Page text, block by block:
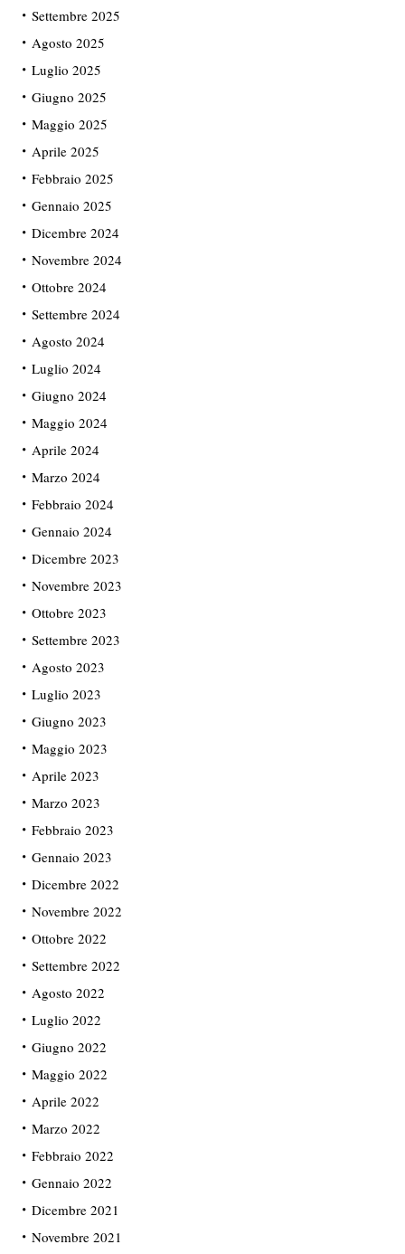
Settembre 2025
Agosto 2025
Luglio 2025
Giugno 2025
Maggio 2025
Aprile 2025
Febbraio 2025
Gennaio 2025
Dicembre 2024
Novembre 2024
Ottobre 2024
Settembre 2024
Agosto 2024
Luglio 2024
Giugno 2024
Maggio 2024
Aprile 2024
Marzo 2024
Febbraio 2024
Gennaio 2024
Dicembre 2023
Novembre 2023
Ottobre 2023
Settembre 2023
Agosto 2023
Luglio 2023
Giugno 2023
Maggio 2023
Aprile 2023
Marzo 2023
Febbraio 2023
Gennaio 2023
Dicembre 2022
Novembre 2022
Ottobre 2022
Settembre 2022
Agosto 2022
Luglio 2022
Giugno 2022
Maggio 2022
Aprile 2022
Marzo 2022
Febbraio 2022
Gennaio 2022
Dicembre 2021
Novembre 2021